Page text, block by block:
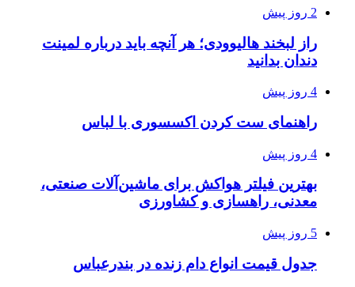
2 روز پیش
راز لبخند هالیوودی؛ هر آنچه باید درباره لمینت
دندان بدانید
4 روز پیش
راهنمای ست کردن اکسسوری با لباس
4 روز پیش
بهترین فیلتر هواکش برای ماشین‌آلات صنعتی،
معدنی، راهسازی و کشاورزی
5 روز پیش
جدول قیمت انواع دام زنده در بندرعباس